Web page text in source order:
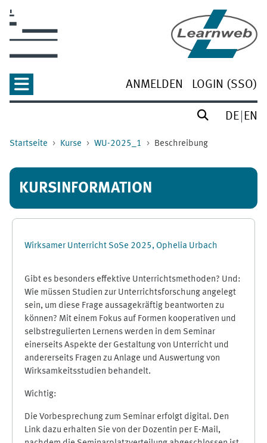
ANMELDEN LOGIN (SSO)
DE EN
Startseite Kurse WU-2025_1 Beschreibung
KURSINFORMATION
Wirksamer Unterricht SoSe 2025, Ophelia Urbach
Gibt es besonders effektive Unterrichtsmethoden? Und:
Wie müssen Studien zur Unterrichtsforschung angelegt
sein, um diese Frage aussagekräftig beantworten zu
können? Mit einem Fokus auf Formen kooperativen und
selbstregulierten Lernens werden in dem Seminar
einerseits Aspekte der Gestaltung von Unterricht und
andererseits Fragen zu Anlage und Auswertung von
Wirksamkeitsstudien behandelt.
Wichtig:
Die Vorbesprechung zum Seminar erfolgt digital. Den
Link dazu erhalten Sie von der Dozentin per E-Mail,